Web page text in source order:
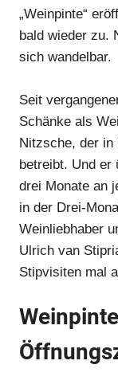
„Weinpinte“
bald wieder zu.
sich wandelbar.
Seit
Schänke als
Nitzsche, der in
betreibt. Und er
drei Monate an
in der Drei-
Weinliebhaber
Ulrich van
Stipvisiten mal